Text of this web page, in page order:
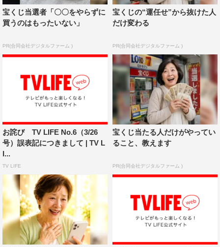
宝くじ当選者「〇〇をやらずに
買うのはもったいない」
PR(合同会社デジタルファーム )
宝くじの“運任せ”から抜けた人
だけ変わる
PR(合同会社デジタルファーム )
お詫び TV LIFE No.6（3/26
号）誤表記につきまして | TV L
I...
TV LIFE
宝くじ当たる人だけがやってい
ること、教えます
PR(合同会社デジタルファーム )